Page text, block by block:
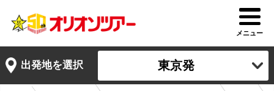
メニュー
出発地を選択 東京発